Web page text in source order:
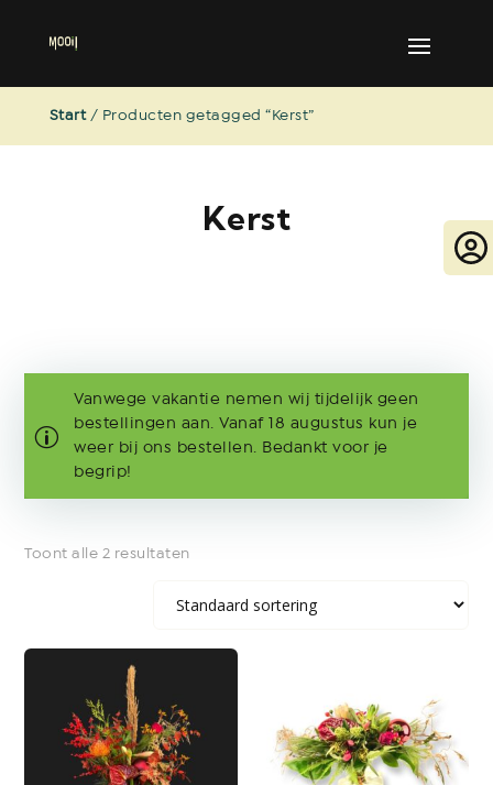
Start/ Producten getagged “Kerst”
Kerst
Vanwege vakantie nemen wij tijdelijk geen
bestellingen aan. Vanaf 18 augustus kun je
weer bij ons bestellen. Bedankt voor je
begrip!
Toont alle 2 resultaten